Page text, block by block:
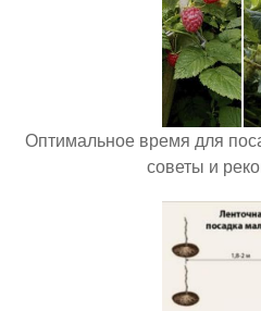
Оптимальное время для
советы и